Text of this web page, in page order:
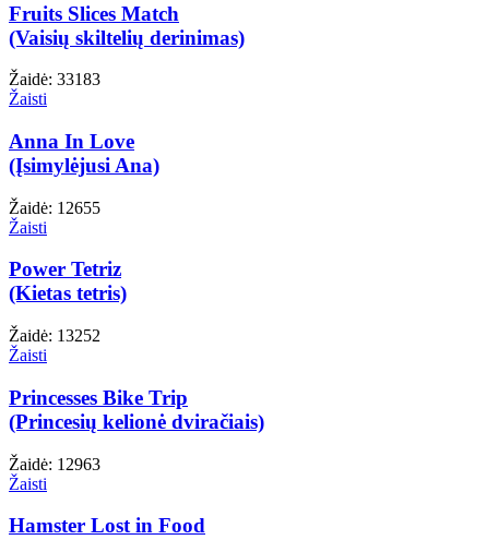
Fruits Slices Match
(Vaisių skiltelių derinimas)
Žaidė: 33183
Žaisti
Anna In Love
(Įsimylėjusi Ana)
Žaidė: 12655
Žaisti
Power Tetriz
(Kietas tetris)
Žaidė: 13252
Žaisti
Princesses Bike Trip
(Princesių kelionė dviračiais)
Žaidė: 12963
Žaisti
Hamster Lost in Food